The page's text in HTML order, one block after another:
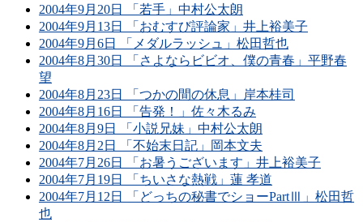
2004年9月20日 「若手」中村公太朗
2004年9月13日 「おむすび評論家」井上裕美子
2004年9月6日 「メダルラッシュ」松田哲也
2004年8月30日 「さよならビビオ、僕の青春」平野春
望
2004年8月23日 「つかの間の休息」岸本桂司
2004年8月16日 「告発！」佐々木るみ
2004年8月9日 「小説兄妹」中村公太朗
2004年8月2日 「不始末日記」岡本文夫
2004年7月26日 「お暑うございます」井上裕美子
2004年7月19日 「ちいさな熱戦」蓮 孝道
2004年7月12日 「どっちの秘書でショーPartⅢ」松田哲
也